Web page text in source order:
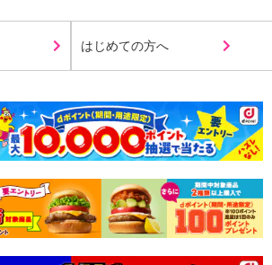
はじめての方へ